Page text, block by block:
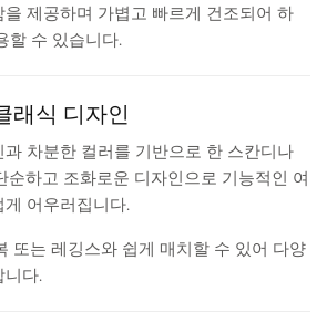
제공하며 가볍고 빠르게 건조되어 하
할 수 있습니다.
래식 디자인
차분한 컬러를 기반으로 한 스칸디나
순하고 조화로운 디자인으로 기능적인 여
어우러집니다.
또는 레깅스와 쉽게 매치할 수 있어 다양
니다.